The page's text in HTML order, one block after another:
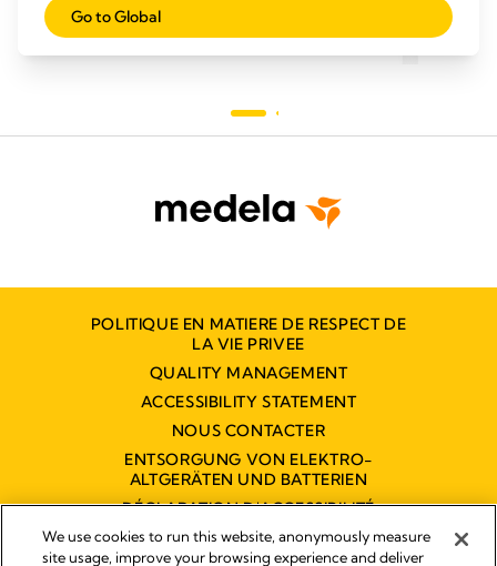
POLITIQUE EN MATIERE DE RESPECT DE
LA VIE PRIVEE
QUALITY MANAGEMENT
ACCESSIBILITY STATEMENT
NOUS CONTACTER
ENTSORGUNG VON ELEKTRO-
ALTGERÄTEN UND BATTERIEN
DÉCLARATION D'ACCESSIBILITÉ
NUMÉRIQUE
Go to Global
We use cookies to run this website, anonymously measure
site usage, improve your browsing experience and deliver